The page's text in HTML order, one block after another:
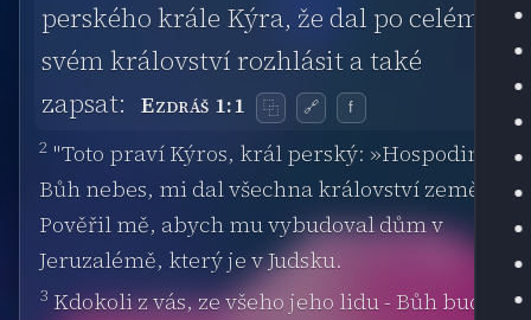
perského krále Kýra, že dal po celém
svém království rozhlásit a také
zapsat: Ezdráš 1:1 ⿻ 🔗 f
2 "Toto praví Kýros, král perský: »Hospodin,
Bůh nebes, mi dal všechna království země.
Pověřil mě, abych mu vybudoval dům v
Jeruzalémě, který je v Judsku.
3 Kdokoli z vás, ze všeho jeho lidu - Bůh buď